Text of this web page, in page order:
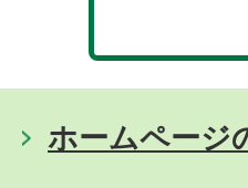
ホームページ